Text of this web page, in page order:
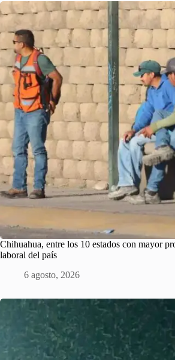
Chihuahua, entre los 10 estados con mayor
laboral del país
6 agosto, 2026